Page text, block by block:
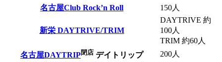
名古屋Club Rock’n Roll
150人
新栄 DAYTRIVE/TRIM
DAYTRIVE 約
100人
TRIM 約60人
名古屋DAYTRIP閉店 デイトリップ
200人